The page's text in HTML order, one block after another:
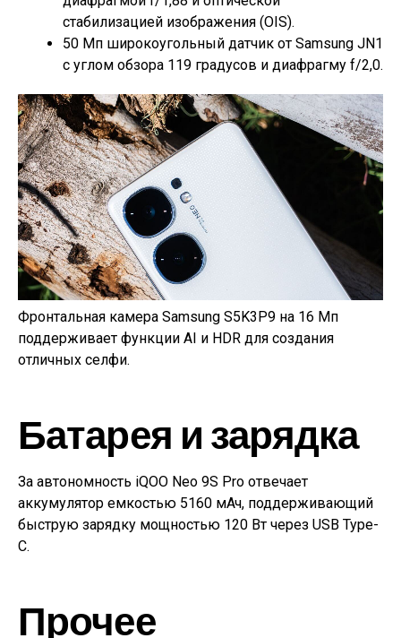
стабилизацией изображения (OIS).
50 Мп широкоугольный датчик от Samsung JN1
с углом обзора 119 градусов и диафрагму f/2,0.
Фронтальная камера Samsung S5K3P9 на 16 Мп
поддерживает функции AI и HDR для создания
отличных селфи.
Батарея и зарядка
За автономность iQOO Neo 9S Pro отвечает
аккумулятор емкостью 5160 мАч, поддерживающий
быструю зарядку мощностью 120 Вт через USB Type-
C.
Прочее